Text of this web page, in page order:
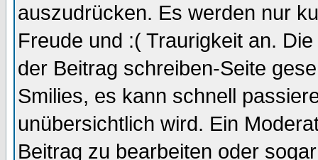
auszudrücken. Es werden nur
Freude und :( Traurigkeit an.
der Beitrag schreiben-Seite
Smilies, es kann schnell
unübersichtlich wird. Ein
Beitrag zu bearbeiten oder